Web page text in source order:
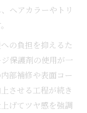
ヘアカラーやトリ
の負担を抑えるた
保護剤の使用が一
部補修や表面コー
させる工程が続き
げてツヤ感を強調